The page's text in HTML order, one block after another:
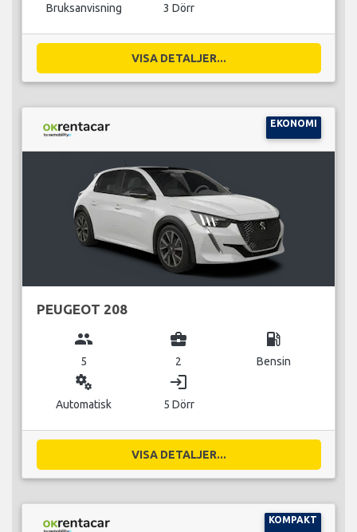
Bruksanvisning 3 Dörr
VISA DETALJER...
EKONOMI
PEUGEOT 208
group
5
business_center
2
local_gas_station
Bensin
miscellaneous_services
Automatisk
login
5 Dörr
VISA DETALJER...
KOMPAKT